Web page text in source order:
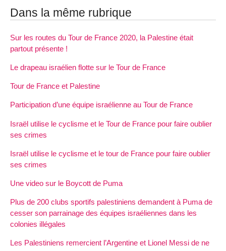
Dans la même rubrique
Sur les routes du Tour de France 2020, la Palestine était
partout présente !
Le drapeau israélien flotte sur le Tour de France
Tour de France et Palestine
Participation d’une équipe israélienne au Tour de France
Israël utilise le cyclisme et le Tour de France pour faire oublier
ses crimes
Israël utilise le cyclisme et le tour de France pour faire oublier
ses crimes
Une video sur le Boycott de Puma
Plus de 200 clubs sportifs palestiniens demandent à Puma de
cesser son parrainage des équipes israéliennes dans les
colonies illégales
Les Palestiniens remercient l’Argentine et Lionel Messi de ne